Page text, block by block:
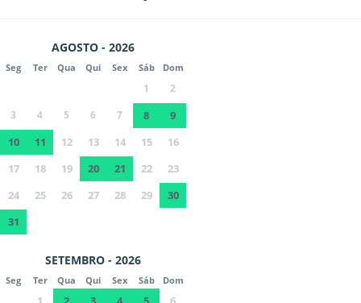
AGOSTO - 2026
Seg Ter Qua Qui Sex Sáb Dom
1
2
3
4 5 6 7 8
9
10
11 12 13 14 15
16
17
18 19 20 21 22
23
24
25 26 27 28 29
30
31
SETEMBRO - 2026
Seg Ter Qua Qui Sex Sáb Dom